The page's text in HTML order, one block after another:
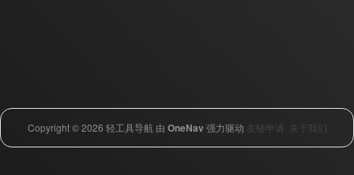
Copyright © 2026 轻工具导航 由 OneNav强力驱动 友链申请 关于我们